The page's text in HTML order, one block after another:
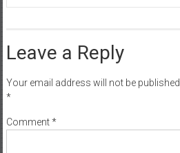
Leave a Reply
Your email address will not be published.
*
Comment*